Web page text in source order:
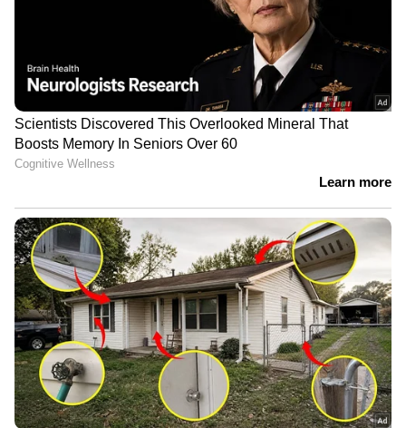
ബന്ദിയാക്കി ഫോണും പണവും
കവര്‍ന്ന സംഭവം; പ്രതികള്‍
ഏഴ് മാസം മുമ്പ് 20 പവൻ സ്വർണ്ണം
മോഷണം പോയ കേസിലെ
രണ്ടാമത്തെ പ്രതിയും പിടിയിൽ |
Theft | Arrest